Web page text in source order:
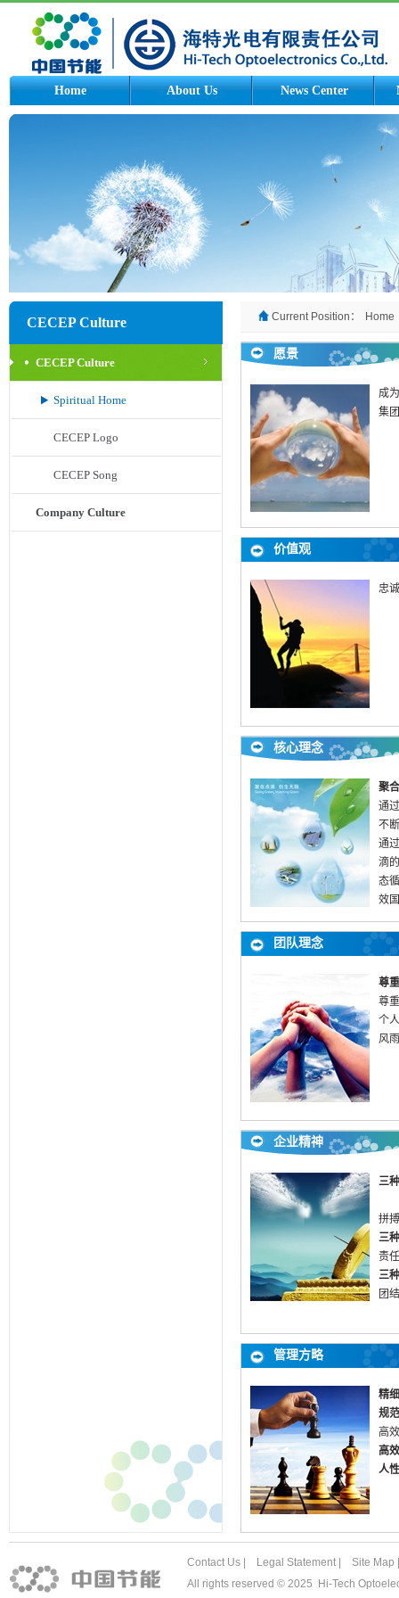
Home About Us News Center
CECEP Culture
CECEP Culture
Spiritual Home
CECEP Logo
CECEP Song
Company Culture
Current Position： Home
愿景
成
集
价值观
忠
核心理念
聚
通
不
通
滴
态
效
团队理念
尊
尊
个
风
企业精神
三
拼
三
责
三
团
管理方略
精
规
高
高
人
Contact Us Legal Statement | Site Map
All rights reserved © 2025 Hi-Tech